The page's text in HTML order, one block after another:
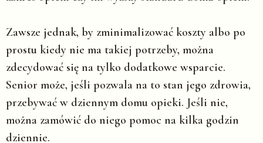
Zawsze jednak, by zminimalizować koszty albo po
prostu kiedy nie ma takiej potrzeby, można
zdecydować się na tylko dodatkowe wsparcie.
Senior może, jeśli pozwala na to stan jego zdrowia,
przebywać w dziennym domu opieki. Jeśli nie,
można zamówić do niego pomoc na kilka godzin
dziennie.